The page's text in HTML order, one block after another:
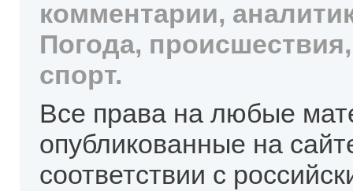
комментарии,
Погода,
спорт.
Все права на любые
опубликованные на
соответствии с